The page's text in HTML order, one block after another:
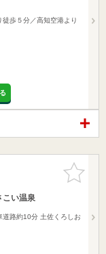
歩５分／高知空港より
お気に入
りに追加
こい温泉
道路約10分 土佐くろしお